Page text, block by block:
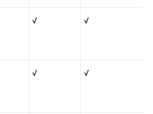
√ √
√ √